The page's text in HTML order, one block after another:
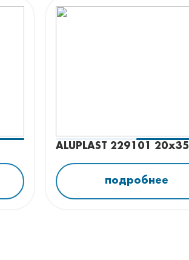
ALUPLAST 229101 20x35
подробнее